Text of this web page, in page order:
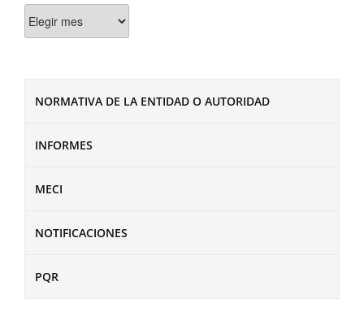
NORMATIVA DE LA ENTIDAD O AUTORIDAD
INFORMES
MECI
NOTIFICACIONES
PQR